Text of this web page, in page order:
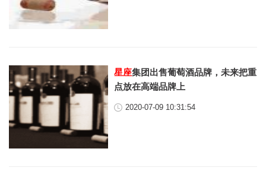
星座集团出售葡萄酒品牌，未来把重
点放在高端品牌上
2020-07-09 10:31:54